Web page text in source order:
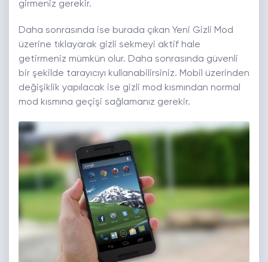
girmeniz gerekir.
Daha sonrasında ise burada çıkan Yeni Gizli Mod
üzerine tıklayarak gizli sekmeyi aktif hale
getirmeniz mümkün olur. Daha sonrasında güvenli
bir şekilde tarayıcıyı kullanabilirsiniz. Mobil üzerinden
değişiklik yapılacak ise gizli mod kısmından normal
mod kısmına geçişi sağlamanız gerekir.